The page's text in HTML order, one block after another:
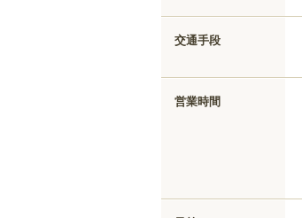
交通手段
営業時間